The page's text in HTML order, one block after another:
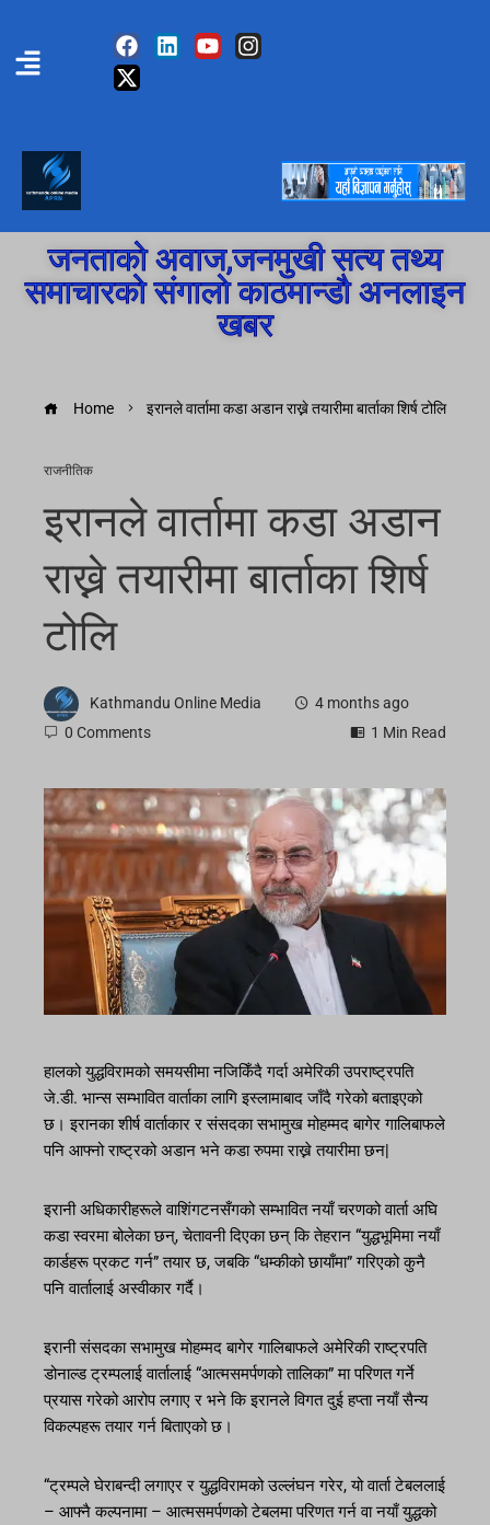
जनताको अवाज,जनमुखी सत्य तथ्य
समाचारको संगालो काठमान्डौ अनलाइन
खबर
Home इरानले वार्तामा कडा अडान राख्ने तयारीमा बार्ताका शिर्ष टोलि
राजनीतिक
इरानले वार्तामा कडा अडान
राख्ने तयारीमा बार्ताका शिर्ष
टोलि
Kathmandu Online Media
4 months ago
0 Comments
1 Min Read
हालको युद्धविरामको समयसीमा नजिकिँदै गर्दा अमेरिकी उपराष्ट्रपति
जे.डी. भान्स सम्भावित वार्ताका लागि इस्लामाबाद जाँदै गरेको बताइएको
छ। इरानका शीर्ष वार्ताकार र संसदका सभामुख मोहम्मद बागेर गालिबाफले
पनि आफ्नो राष्ट्रको अडान भने कडा रुपमा राख्ने तयारीमा छन|
इरानी अधिकारीहरूले वाशिंगटनसँगको सम्भावित नयाँ चरणको वार्ता अघि
कडा स्वरमा बोलेका छन्, चेतावनी दिएका छन् कि तेहरान “युद्धभूमिमा नयाँ
कार्डहरू प्रकट गर्न” तयार छ, जबकि “धम्कीको छायाँमा” गरिएको कुनै
पनि वार्तालाई अस्वीकार गर्दै।
इरानी संसदका सभामुख मोहम्मद बागेर गालिबाफले अमेरिकी राष्ट्रपति
डोनाल्ड ट्रम्पलाई वार्तालाई “आत्मसमर्पणको तालिका” मा परिणत गर्ने
प्रयास गरेको आरोप लगाए र भने कि इरानले विगत दुई हप्ता नयाँ सैन्य
विकल्पहरू तयार गर्न बिताएको छ।
“ट्रम्पले घेराबन्दी लगाएर र युद्धविरामको उल्लंघन गरेर, यो वार्ता टेबललाई
– आफ्नै कल्पनामा – आत्मसमर्पणको टेबलमा परिणत गर्न वा नयाँ युद्धको